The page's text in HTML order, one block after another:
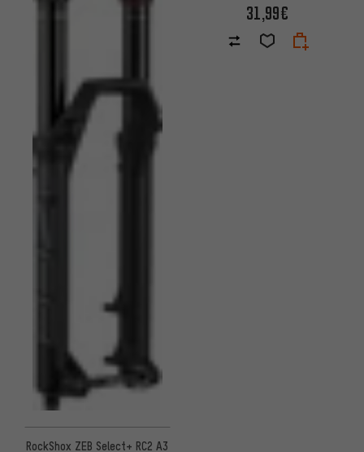
RockShox ZEB Select+ RC2 A3
31,99€